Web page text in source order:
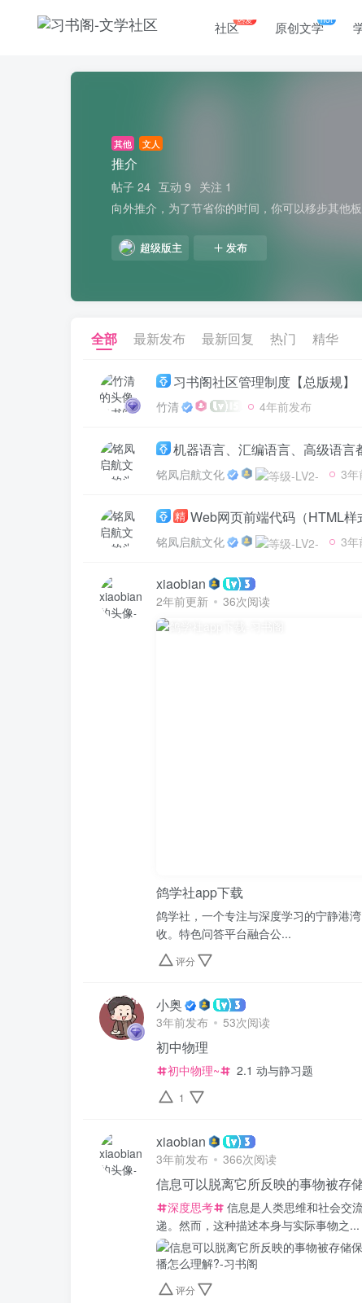
社区热爱 原创文学hot
其他 文人
推介
帖子 24 互动 9 关注 1
向外推介，为了节省你的时间，你可以移步其他板
超级版主 发布
全部 最新发布 最新回复 热门 精华
习书阁社区管理制度【总版规】
竹清 4年前发布
机器语言、汇编语言、高级语言
铭凤启航文化 3年
精 Web网页前端代码（HTML样
铭凤启航文化 3年
xiaobian
2年前更新 36次阅读
鸽学社app下载
鸽学社，一个专注与深度学习的宁静港
收。特色问答平台融合公...
评分
小奥
3年前发布 53次阅读
初中物理
初中物理~ 2.1 动与静习题
1
xiaobian
3年前发布 366次阅读
信息可以脱离它所反映的事物被存
深度思考
信息是人类思维和社会交
递。然而，这种描述本身与实际事物之...
评分